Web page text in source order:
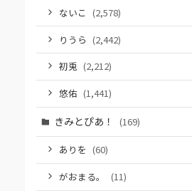
ないこ (2,578)
りうら (2,442)
初兎 (2,212)
悠佑 (1,441)
きみとぴあ！ (169)
ありを (60)
がおまる。
(11)